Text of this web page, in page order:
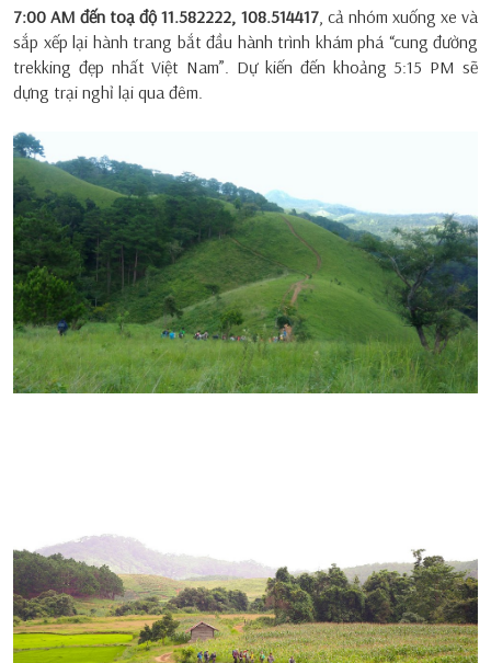
7:00 AM đến toạ độ 11.582222, 108.514417, cả nhóm xuống xe và
sắp xếp lại hành trang bắt đầu hành trình khám phá “cung đường
trekking đẹp nhất Việt Nam”. Dự kiến đến khoảng 5:15 PM sẽ
dựng trại nghỉ lại qua đêm.